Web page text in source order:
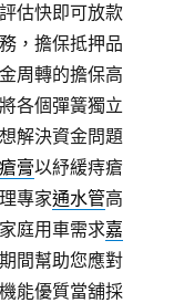
估快即可放款
，擔保抵押品
周轉的擔保高
各個彈簧獨立
想解決資金問題
膏以紓緩痔瘡
專家通水管高
庭用車需求嘉
間幫助您應對
能優質當舖採